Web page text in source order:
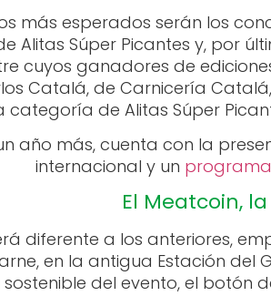
más esperados serán los
Alitas Súper Picantes y, por
cuyos ganadores de
Catalá, de Carnicería
categoría de Alitas Súper
año más, cuenta con la
internacional y un programa
El Meatcoin,
diferente a los anteriores,
en la antigua Estación del
del evento, el botón